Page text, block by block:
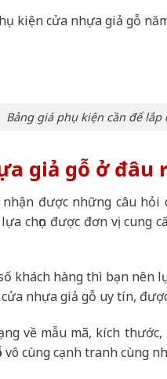
kiện cửa nhựa giả gỗ
Bảng giá phụ kiện cần để
giả gỗ ở
được những câu
chọn được đơn vị
khách hàng thì bạn nên
nhựa giả gỗ uy tín,
về mẫu mã, kích
vô cùng cạnh tranh cùng